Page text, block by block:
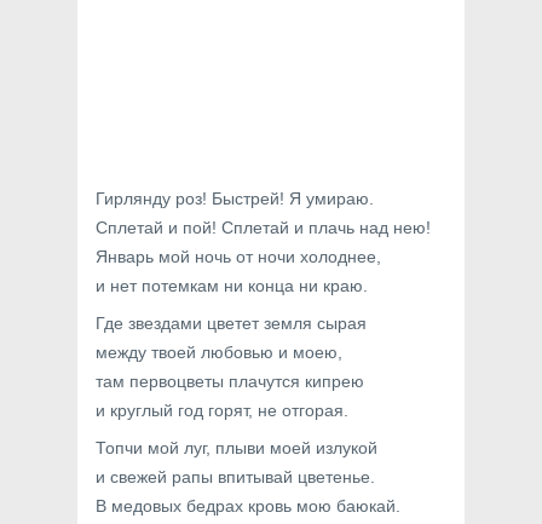
Гирлянду роз! Быстрей! Я умираю.
Сплетай и пой! Сплетай и плачь над нею!
Январь мой ночь от ночи холоднее,
и нет потемкам ни конца ни краю.
Где звездами цветет земля сырая
между твоей любовью и моею,
там первоцветы плачутся кипрею
и круглый год горят, не отгорая.
Топчи мой луг, плыви моей излукой
и свежей рапы впитывай цветенье.
В медовых бедрах кровь мою баюкай.